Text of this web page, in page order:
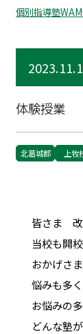
個別指導塾WAM
体験授業
北葛城郡 上牧
皆さま
当校も開
おかげさ
悩みも多
お悩みの
どんな塾